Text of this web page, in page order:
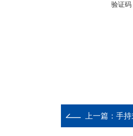
验证码
上一篇： 手